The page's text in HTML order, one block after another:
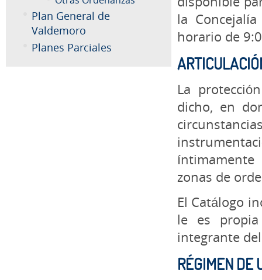
Plan General de
Valdemoro
Planes Parciales
la
horario de
La
dicho, en
zonas de
El Catálogo
le es
integrante
RÉGIMEN DE